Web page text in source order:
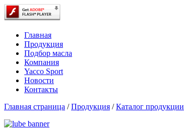
Главная
Продукция
Подбор масла
Компания
Yacco Sport
Новости
Контакты
Главная страница /Продукция /Каталог продукции